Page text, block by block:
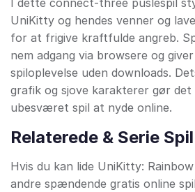
I dette connect-three puslespil
UniKitty og hendes venner og
for at frigive kraftfulde angreb.
nem adgang via browsere og
spiloplevelse uden downloads.
grafik og sjove karakterer gør
ubesværet spil at nyde online.
Relaterede & Serie Spil
Hvis du kan lide UniKitty:
andre spændende gratis online